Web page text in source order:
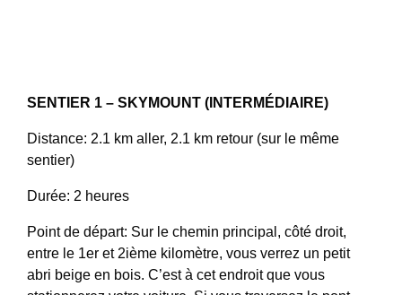
SENTIER 1 – SKYMOUNT (INTERMÉDIAIRE)
Distance: 2.1 km aller, 2.1 km retour (sur le même
sentier)
Durée: 2 heures
Point de départ: Sur le chemin principal, côté droit,
entre le 1er et 2ième kilomètre, vous verrez un petit
abri beige en bois. C’est à cet endroit que vous